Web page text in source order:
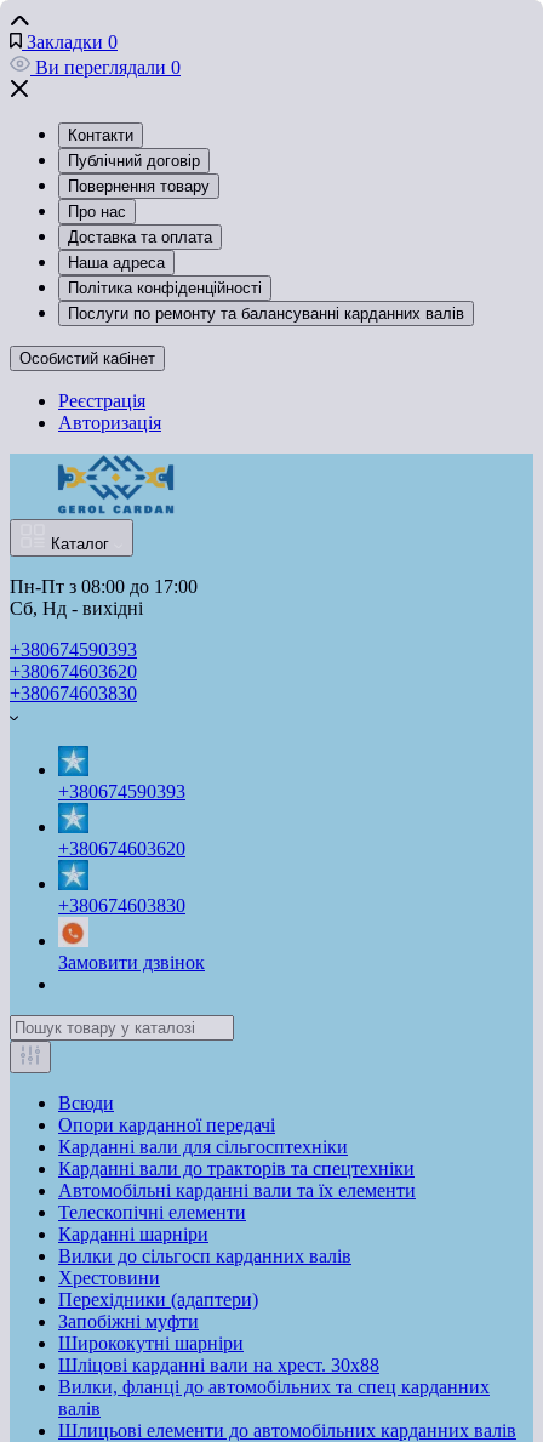
Закладки 0
Ви переглядали 0
Контакти
Публічний договір
Повернення товару
Про нас
Доставка та оплата
Наша адреса
Політика конфіденційності
Послуги по ремонту та балансуванні карданних валів
Особистий кабінет
Реєстрація
Авторизація
Каталог
Пн-Пт з 08:00 до 17:00
Сб, Нд - вихідні
+380674590393
+380674603620
+380674603830
+380674590393
+380674603620
+380674603830
Замовити дзвінок
Всюди
Опори карданної передачі
Карданні вали для сільгосптехніки
Карданні вали до тракторів та спецтехніки
Автомобільні карданні вали та їх елементи
Телескопічні елементи
Карданні шарніри
Вилки до сільгосп карданних валів
Хрестовини
Перехідники (адаптери)
Запобіжні муфти
Ширококутні шарніри
Шліцові карданні вали на хрест. 30x88
Вилки, фланці до автомобільних та спец карданних
валів
Шлицьові елементи до автомобільних карданних валів